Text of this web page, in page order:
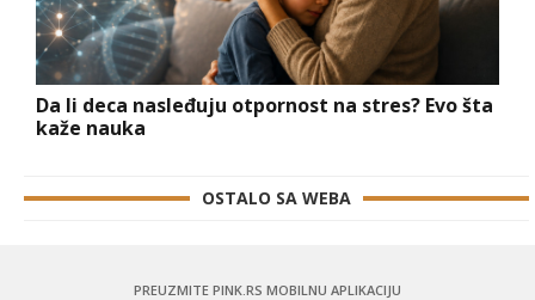
Da li deca nasleđuju otpornost na stres? Evo šta
kaže nauka
OSTALO SA WEBA
PREUZMITE PINK.RS MOBILNU APLIKACIJU